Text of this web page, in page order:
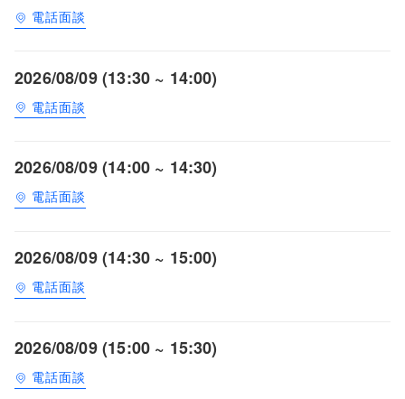
電話面談
2026/08/09 (13:30 ~ 14:00)
電話面談
2026/08/09 (14:00 ~ 14:30)
電話面談
2026/08/09 (14:30 ~ 15:00)
電話面談
2026/08/09 (15:00 ~ 15:30)
電話面談